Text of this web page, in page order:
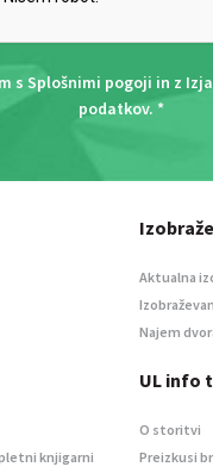
s Splošnimi pogoji in z
podatkov. *
Aktualna
Najem
knjigarni
UL info
O storitvi
Preizkusi